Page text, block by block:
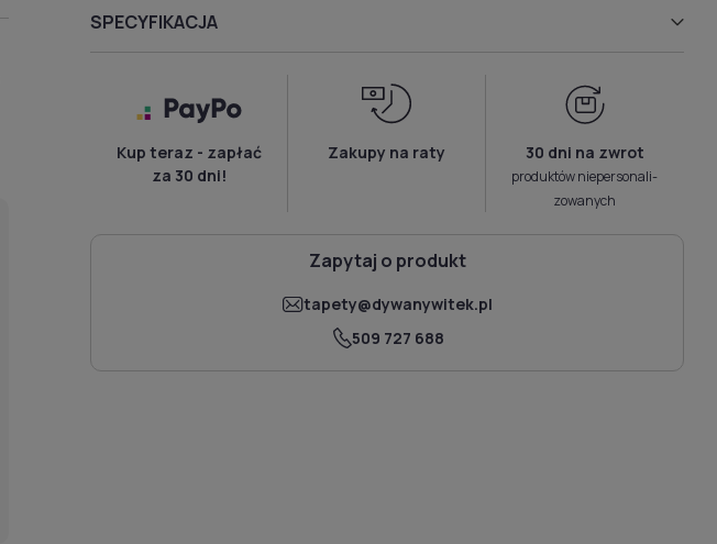
SPECYFIKACJA
Kup teraz - zapłać
za 30 dni!
Zakupy na raty 30 dni na zwrot
produktów niepersonali­
zowanych
Zapytaj o produkt
tapety@dywanywitek.pl
509 727 688